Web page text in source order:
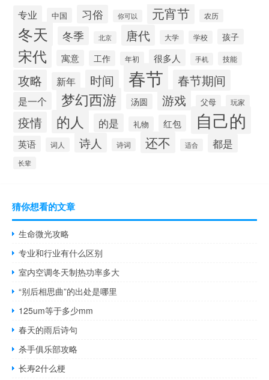
专业 中国 习俗 你可以 元宵节 农历
冬天 冬季 北京 唐代 大学 学校 孩子
宋代 寓意 工作 年初 很多人 手机 技能
攻略 新年 时间 春节 春节期间
是一个 梦幻西游 汤圆 游戏 父母 玩家
疫情 的人 的是 礼物 红包 自己的
英语 词人 诗人 诗词 还不 适合 都是
长辈
猜你想看的文章
生命微光攻略
专业和行业有什么区别
室内空调冬天制热功率多大
“别后相思曲”的出处是哪里
125um等于多少mm
春天的雨后诗句
杀手俱乐部攻略
长寿2什么梗